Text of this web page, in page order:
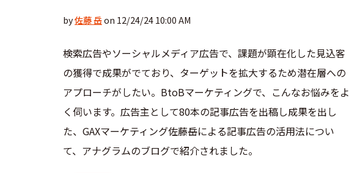
by佐藤 岳on 12/24/24 10:00 AM
検索広告やソーシャルメディア広告で、課題が顕在化した見込客
の獲得で成果がでており、ターゲットを拡大するため潜在層への
アプローチがしたい。BtoBマーケティングで、こんなお悩みをよ
く伺います。広告主として80本の記事広告を出稿し成果を出し
た、GAXマーケティング佐藤岳による記事広告の活用法につい
て、アナグラムのブログで紹介されました。